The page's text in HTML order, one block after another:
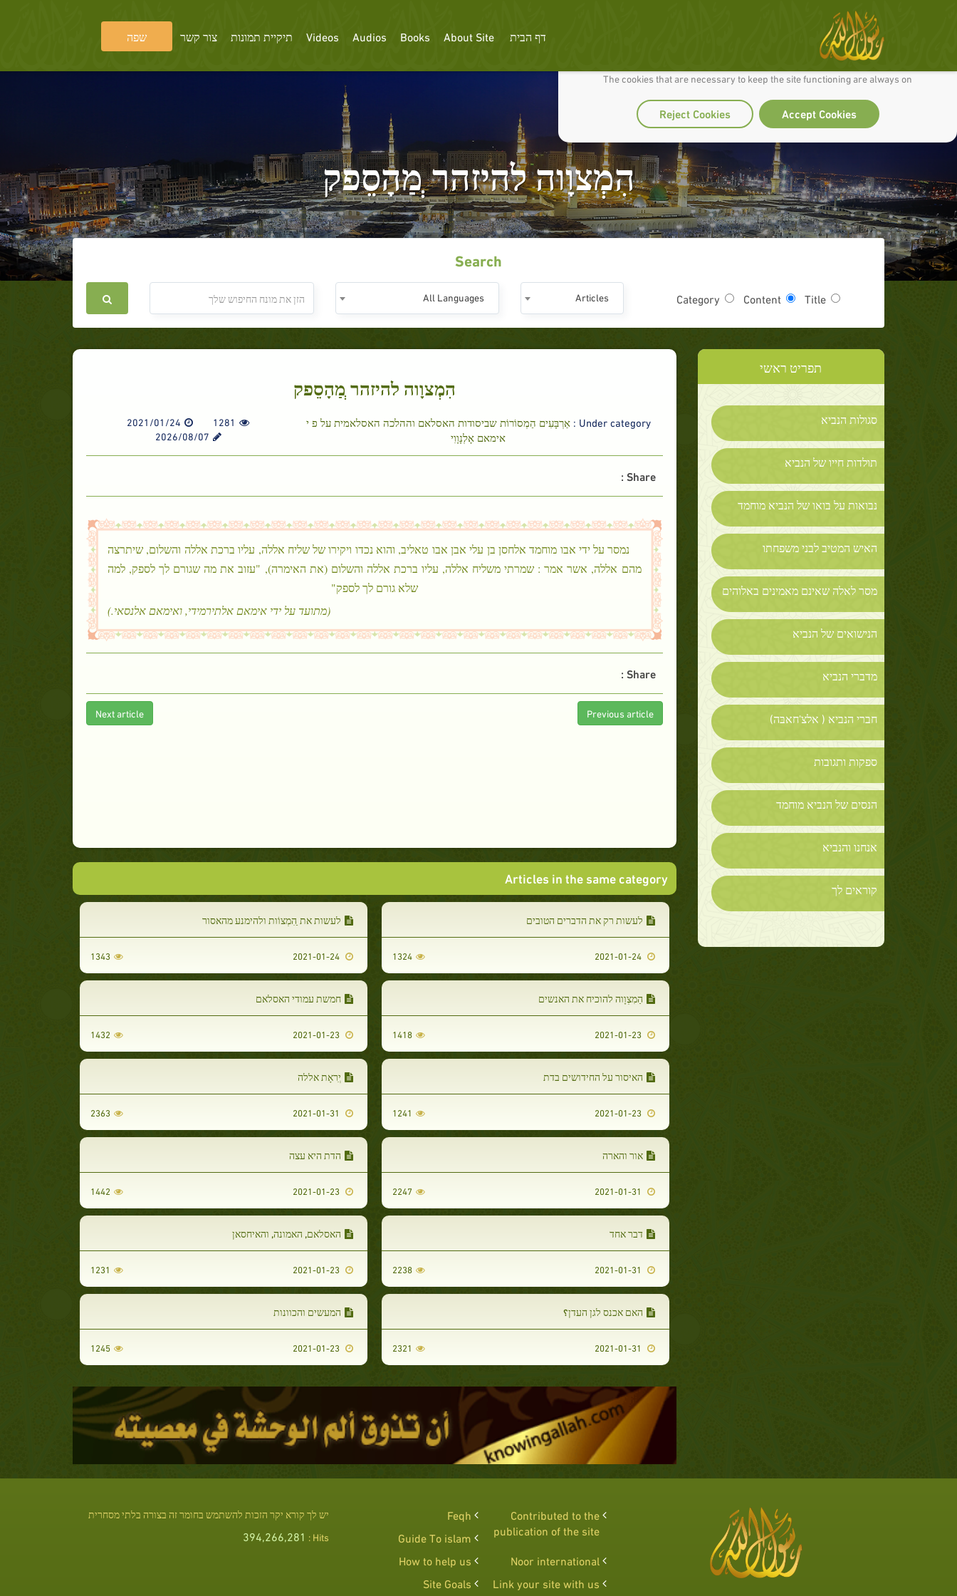
We use cookies to make our site work well for you and so we can continually improve it.
The cookies that are necessary to keep the site functioning are always on
Accept Cookies
Reject Cookies
דף הבית About Site
Books
Audios
Videos תיקיית תמונות צור קשר שפה
הִמְצוָוה להיזהר ְמַהָסֵפק
Search
Title
Content
Category
Articles
All Languages
תפריט ראשי
סגולות הנביא
תולדות חייו של הנביא
נבואות על בואו של הנביא מוחמד
האיש המטיב לבני משפחתו
מסר לאלה שאינם מאמינים באלוהים
הנישואים של הנביא
מדברי הנביא
חברי הנביא ( אלצ'חאבּה)
ספקות ותגובות
הנסים של הנביא מוחמד
אנחנו והנביא
קוראים לך
הִמְצוָוה להיזהר ְמַהָסֵפק
Under category :
אַרְבָּעִים הַמְסוֹרוֹת שביסודות האסלאם וההלכה האסלאמית על פ י
אימאם אָלְנָוָוִי
1281
2021/01/24
2026/08/07
Share :
נמסר על ידי אבו מוחמד אלחסן בן עלי אבן אבו טאליב, והוא נכדו ויקירו של שליח אללה, עליו ברכת אללה והשלום, שיתרצה
מהם אללה, אשר אמר : שמרתי משליח אללה, עליו ברכת אללה והשלום (את האימרה), "עזוב את מה שגורם לך לספק, למה
שלא גורם לך לספק"
(מתועד על ידי אימאם אלתירמידי, ואימאם אלנסאי.)
Share :
Previous article
Next article
Articles in the same category
לעשות רק את הדברים הטובים
2021-01-24
1324
לעשות את ַהִמְצוֹות ולהימנע מהאסור
2021-01-24
1343
הַמִצְוָוה להוכיח את האנשים
2021-01-23
1418
חמשת עמודי האסלאם
2021-01-23
1432
האיסור על החידושים בדת
2021-01-23
1241
יְִראָת אללה
2363
אור והארה
2247
הדת היא עצה
2021-01-23
1442
דבר אחד
2238
האסלאם, האמונה, והאיחסאן
2021-01-23
1231
האם אכנס לגן העדן؟
2321
המעשים והכוונות
2021-01-23
1245
Contributed to the
publication of the site
Feqh
Guide To islam
Noor international
How to help us
Link your site with us
Site Goals
יש לך קורא יקר הזכות להשתמש בחומר זה בצורה בלתי מסחרית
Hits :
394,266,281